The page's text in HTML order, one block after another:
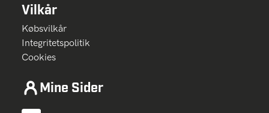
Vilkår
Købsvilkår
Integritetspolitik
Cookies
Mine Sider